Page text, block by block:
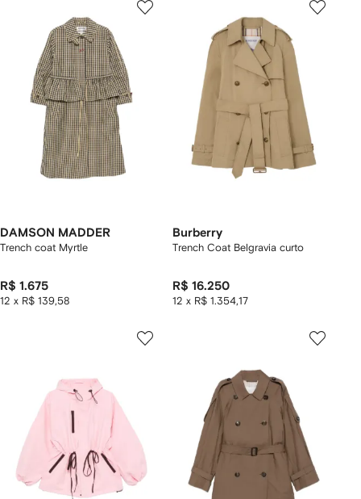
DAMSON MADDER
Trench coat Myrtle
R$ 1.675
12 x R$ 139,58
Burberry
Trench Coat Belgravia curto
R$ 16.250
12 x R$ 1.354,17